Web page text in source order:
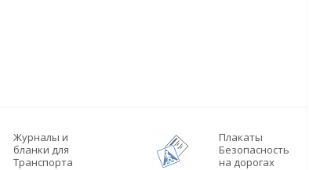
Журналы и
бланки для
Транспорта
Плакаты
Безопасность
на дорогах